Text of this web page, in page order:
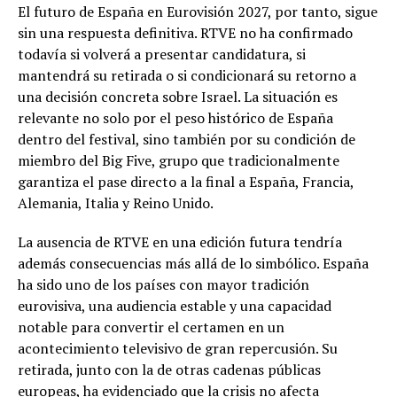
El futuro de España en Eurovisión 2027, por tanto, sigue
sin una respuesta definitiva. RTVE no ha confirmado
todavía si volverá a presentar candidatura, si
mantendrá su retirada o si condicionará su retorno a
una decisión concreta sobre Israel. La situación es
relevante no solo por el peso histórico de España
dentro del festival, sino también por su condición de
miembro del Big Five, grupo que tradicionalmente
garantiza el pase directo a la final a España, Francia,
Alemania, Italia y Reino Unido.
La ausencia de RTVE en una edición futura tendría
además consecuencias más allá de lo simbólico. España
ha sido uno de los países con mayor tradición
eurovisiva, una audiencia estable y una capacidad
notable para convertir el certamen en un
acontecimiento televisivo de gran repercusión. Su
retirada, junto con la de otras cadenas públicas
europeas, ha evidenciado que la crisis no afecta